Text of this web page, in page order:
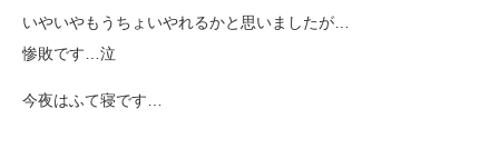
いやいやもうちょいやれるかと思いましたが…
惨敗です…泣
今夜はふて寝です…